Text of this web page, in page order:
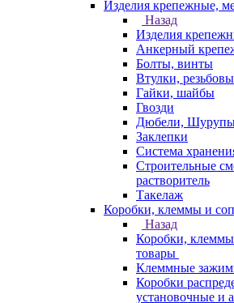
Изделия крепежные,
Назад
Изделия
Анкерный
Болты, винты
Втулки,
Гайки, шайбы
Гвозди
Дюбели,
Заклепки
Система
Строительные
растворитель
Такелаж
Коробки, клеммы и
Назад
Коробки,
товары
Клеммные
Коробки
установочные и